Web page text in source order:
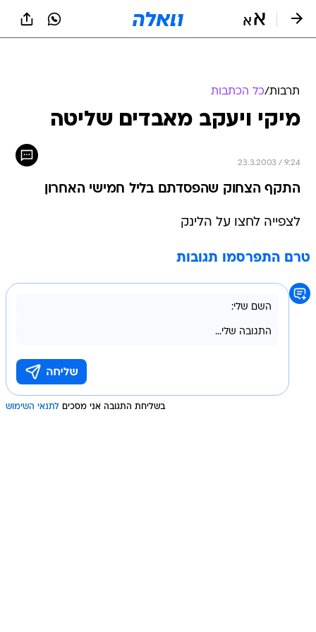
תרבות/כל הכתבות
מיקי ויעקב מאבדים שליטה
23.3.2003 / 9:24
התקף הצחוק שהפסדתם בליל חמישי האחרון
לצפייה לחצו על הלינק
טרם התפרסמו תגובות
בשליחת התגובה אני מסכים לתנאי השימוש